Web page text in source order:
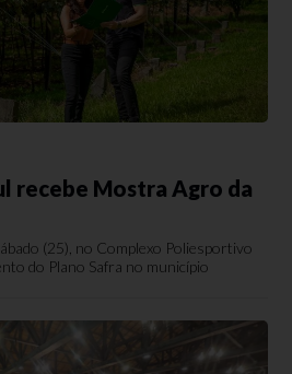
recebe Mostra Agro da
(25), no Complexo Poliesportivo
do Plano Safra no município